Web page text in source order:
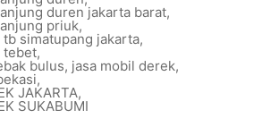
duren jakarta barat,
priuk,
simatupang jakarta,
tebet,
bulus, jasa mobil derek,
,
JAKARTA,
SUKABUMI